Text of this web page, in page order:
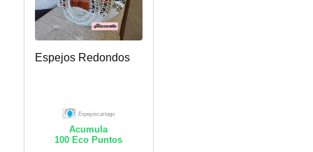
Espejos Redondos
Espejoscartago
Acumula
100 Eco Puntos